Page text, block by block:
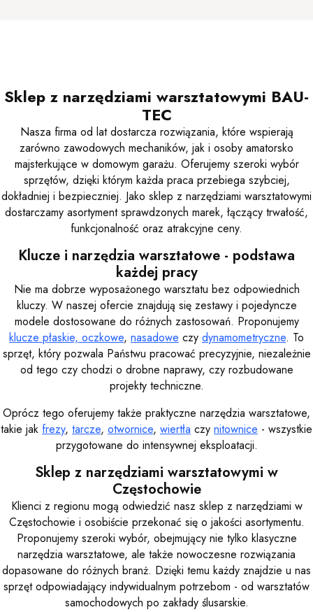
Sklep z narzędziami warsztatowymi BAU-
TEC
Nasza firma od lat dostarcza rozwiązania, które wspierają
zarówno zawodowych mechaników, jak i osoby amatorsko
majsterkujące w domowym garażu. Oferujemy szeroki wybór
sprzętów, dzięki którym każda praca przebiega szybciej,
dokładniej i bezpieczniej. Jako sklep z narzędziami warsztatowymi
dostarczamy asortyment sprawdzonych marek, łączący trwałość,
funkcjonalność oraz atrakcyjne ceny.
Klucze i narzędzia warsztatowe - podstawa
każdej pracy
Nie ma dobrze wyposażonego warsztatu bez odpowiednich
kluczy. W naszej ofercie znajdują się zestawy i pojedyncze
modele dostosowane do różnych zastosowań. Proponujemy
klucze płaskie, oczkowe, nasadowe czy dynamometryczne. To
sprzęt, który pozwala Państwu pracować precyzyjnie, niezależnie
od tego czy chodzi o drobne naprawy, czy rozbudowane
projekty techniczne.
Oprócz tego oferujemy także praktyczne narzędzia warsztatowe,
takie jak frezy, tarcze, otwornice, wiertła czy nitownice - wszystkie
przygotowane do intensywnej eksploatacji.
Sklep z narzędziami warsztatowymi w
Częstochowie
Klienci z regionu mogą odwiedzić nasz sklep z narzędziami w
Częstochowie i osobiście przekonać się o jakości asortymentu.
Proponujemy szeroki wybór, obejmujący nie tylko klasyczne
narzędzia warsztatowe, ale także nowoczesne rozwiązania
dopasowane do różnych branż. Dzięki temu każdy znajdzie u nas
sprzęt odpowiadający indywidualnym potrzebom - od warsztatów
samochodowych po zakłady ślusarskie.